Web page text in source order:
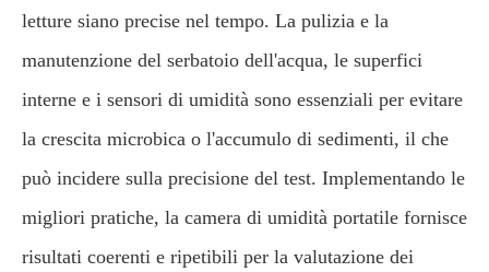
letture siano precise nel tempo. La pulizia e la
manutenzione del serbatoio dell'acqua, le superfici
interne e i sensori di umidità sono essenziali per evitare
la crescita microbica o l'accumulo di sedimenti, il che
può incidere sulla precisione del test. Implementando le
migliori pratiche, la camera di umidità portatile fornisce
risultati coerenti e ripetibili per la valutazione dei